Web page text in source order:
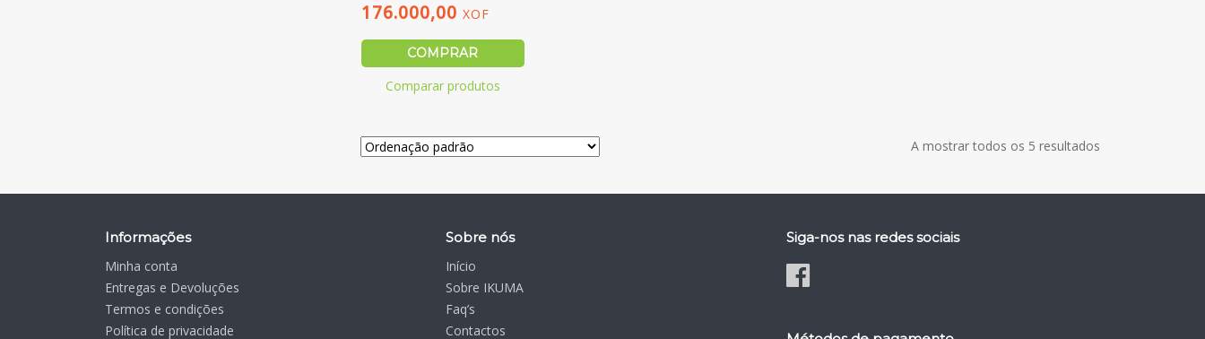
176.000,00 XOF
COMPRAR
Comparar produtos
A mostrar todos os 5 resultados
Informações
Minha conta
Entregas e Devoluções
Termos e condições
Política de privacidade
Sobre nós
Início
Sobre IKUMA
Faq’s
Contactos
Siga-nos nas redes sociais